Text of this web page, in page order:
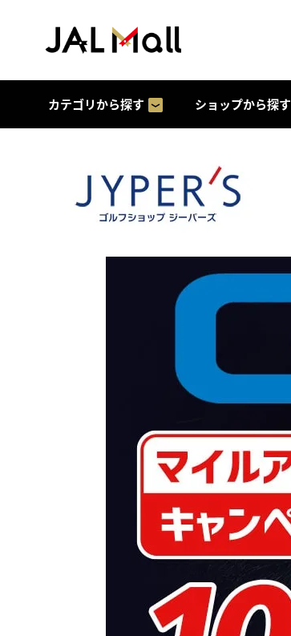
カテゴリから探す ショップから探す